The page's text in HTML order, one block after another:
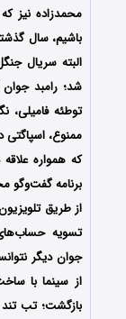
محمدزاده نیز
باشیم، سال
البته سریال
شد؛ رامبد جوان
توطئه فامیلی،
ممنوع، اسپاگتی
که همواره
برنامه گفت‌وگو
تسویه
جوان دیگر
از سینما با
بازگشت؛ تب